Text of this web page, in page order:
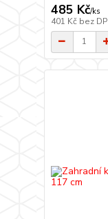
485 Kč/ks
401 Kč bez